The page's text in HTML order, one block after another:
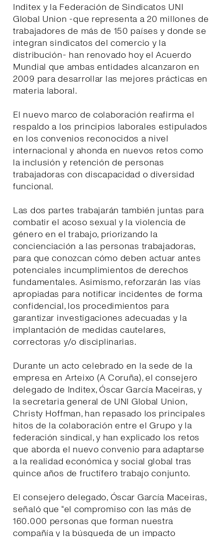
Inditex y la Federación de Sindicatos UNI
Global Union -que representa a 20 millones de
trabajadores de más de 150 países y donde se
integran sindicatos del comercio y la
distribución- han renovado hoy el Acuerdo
Mundial que ambas entidades alcanzaron en
2009 para desarrollar las mejores prácticas en
materia laboral.
El nuevo marco de colaboración reafirma el
respaldo a los principios laborales estipulados
en los convenios reconocidos a nivel
internacional y ahonda en nuevos retos como
la inclusión y retención de personas
trabajadoras con discapacidad o diversidad
funcional.
Las dos partes trabajarán también juntas para
combatir el acoso sexual y la violencia de
género en el trabajo, priorizando la
concienciación a las personas trabajadoras,
para que conozcan cómo deben actuar antes
potenciales incumplimientos de derechos
fundamentales. Asimismo, reforzarán las vías
apropiadas para notificar incidentes de forma
confidencial, los procedimientos para
garantizar investigaciones adecuadas y la
implantación de medidas cautelares,
correctoras y/o disciplinarias.
Durante un acto celebrado en la sede de la
empresa en Arteixo (A Coruña), el consejero
delegado de Inditex, Óscar García Maceiras, y
la secretaria general de UNI Global Union,
Christy Hoffman, han repasado los principales
hitos de la colaboración entre el Grupo y la
federación sindical, y han explicado los retos
que aborda el nuevo convenio para adaptarse
a la realidad económica y social global tras
quince años de fructífero trabajo conjunto.
El consejero delegado, Óscar García Maceiras,
señaló que “el compromiso con las más de
160.000 personas que forman nuestra
compañía y la búsqueda de un impacto